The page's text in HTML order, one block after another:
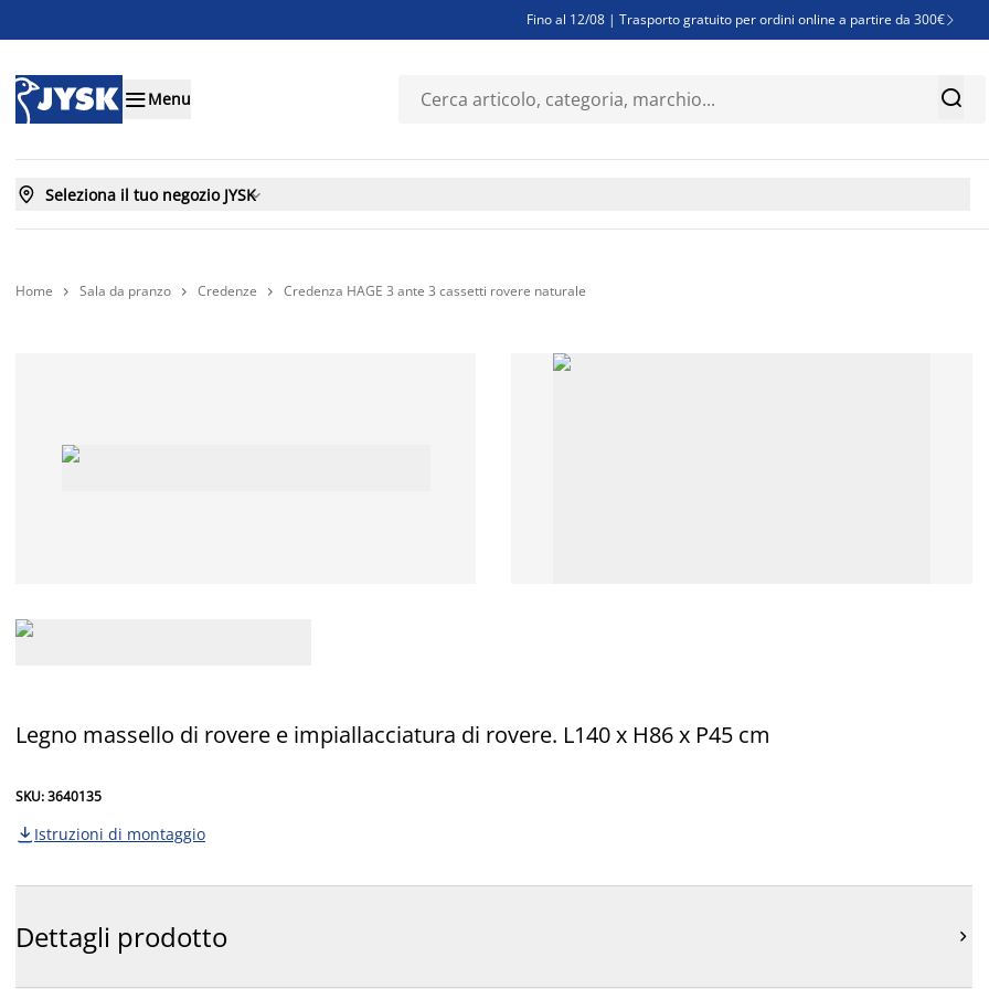
Fino al 12/08 | Trasporto gratuito per ordini online a partire da 300€ 
Finanziamenti - Scegli il piano di rimborso più adatto a te
Menu 
 Seleziona il tuo negozio JYSK
Home  Sala da pranzo  Credenze  Credenza HAGE 3 ante 3 cassetti rovere naturale
Legno massello di rovere e impiallacciatura di rovere. L140 x H86 x P45 cm
SKU: 3640135
 Istruzioni di montaggio
Dettagli prodotto 